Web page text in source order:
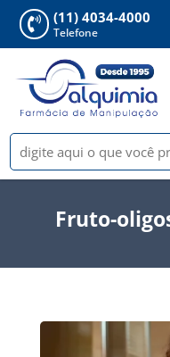
 (11) 4034-4000
Telefone
Fruto-